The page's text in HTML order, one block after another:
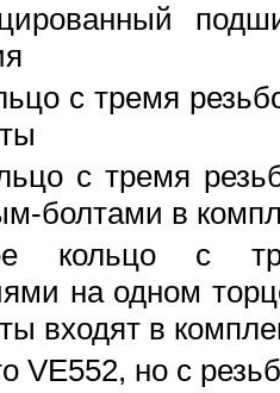
с тремя
с тремя
болтами в
кольцо с
на одном
входят в
VE552, но с